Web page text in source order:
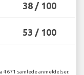
38 / 100
53 / 100
4671 samlede anmeldelser.